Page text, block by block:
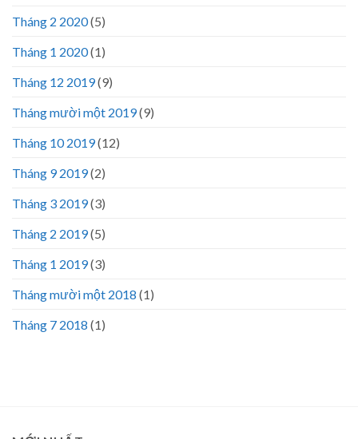
Tháng 2 2020(5)
Tháng 1 2020(1)
Tháng 12 2019(9)
Tháng mười một 2019(9)
Tháng 10 2019(12)
Tháng 9 2019(2)
Tháng 3 2019(3)
Tháng 2 2019(5)
Tháng 1 2019(3)
Tháng mười một 2018 (1)
Tháng 7 2018 (1)